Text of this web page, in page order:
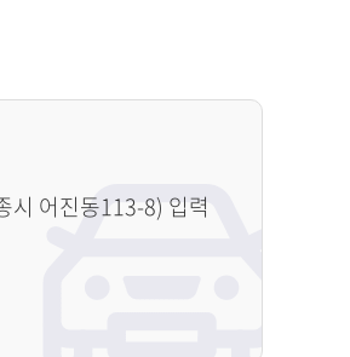
시 어진동113-8) 입력